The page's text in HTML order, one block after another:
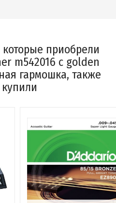
которые приобрели
m542016 c golden
гармошка, также
купили